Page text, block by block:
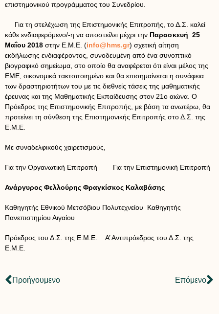
επιστημονικού προγράμματος του Συνεδρίου.
Για τη στελέχωση της Επιστημονικής Επιτροπής, το Δ.Σ. καλεί
κάθε ενδιαφερόμενο/-η να αποστείλει μέχρι την Παρασκευή 25
Μαΐου 2018 στην Ε.Μ.Ε. (info@hms.gr) σχετική αίτηση
εκδήλωσης ενδιαφέροντος, συνοδευμένη από ένα συνοπτικό
βιογραφικό σημείωμα, στο οποίο θα αναφέρεται ότι είναι μέλος της
ΕΜΕ, οικονομικά τακτοποιημένο και θα επισημαίνεται η συνάφεια
των δραστηριοτήτων του με τις διεθνείς τάσεις της μαθηματικής
έρευνας και της Μαθηματικής Εκπαίδευσης στον 21ο αιώνα. Ο
Πρόεδρος της Επιστημονικής Επιτροπής, με βάση τα ανωτέρω, θα
προτείνει τη σύνθεση της Επιστημονικής Επιτροπής στο Δ.Σ. της
Ε.Μ.Ε.
Με συναδελφικούς χαιρετισμούς,
Για την Οργανωτική Επιτροπή Για την Επιστημονική Επιτροπή
Ανάργυρος Φελλούρης Φραγκίσκος Καλαβάσης
Καθηγητής Εθνικού Μετσόβιου Πολυτεχνείου Καθηγητής
Πανεπιστημίου Αιγαίου
Πρόεδρος του Δ.Σ. της Ε.Μ.Ε. Α’ Αντιπρόεδρος του Δ.Σ. της
Ε.Μ.Ε.
Προήγουμενο Επόμενο